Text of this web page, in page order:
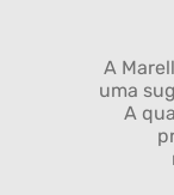
A
uma
A